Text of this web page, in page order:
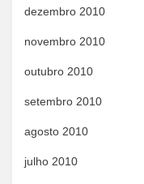
dezembro 2010
novembro 2010
outubro 2010
setembro 2010
agosto 2010
julho 2010